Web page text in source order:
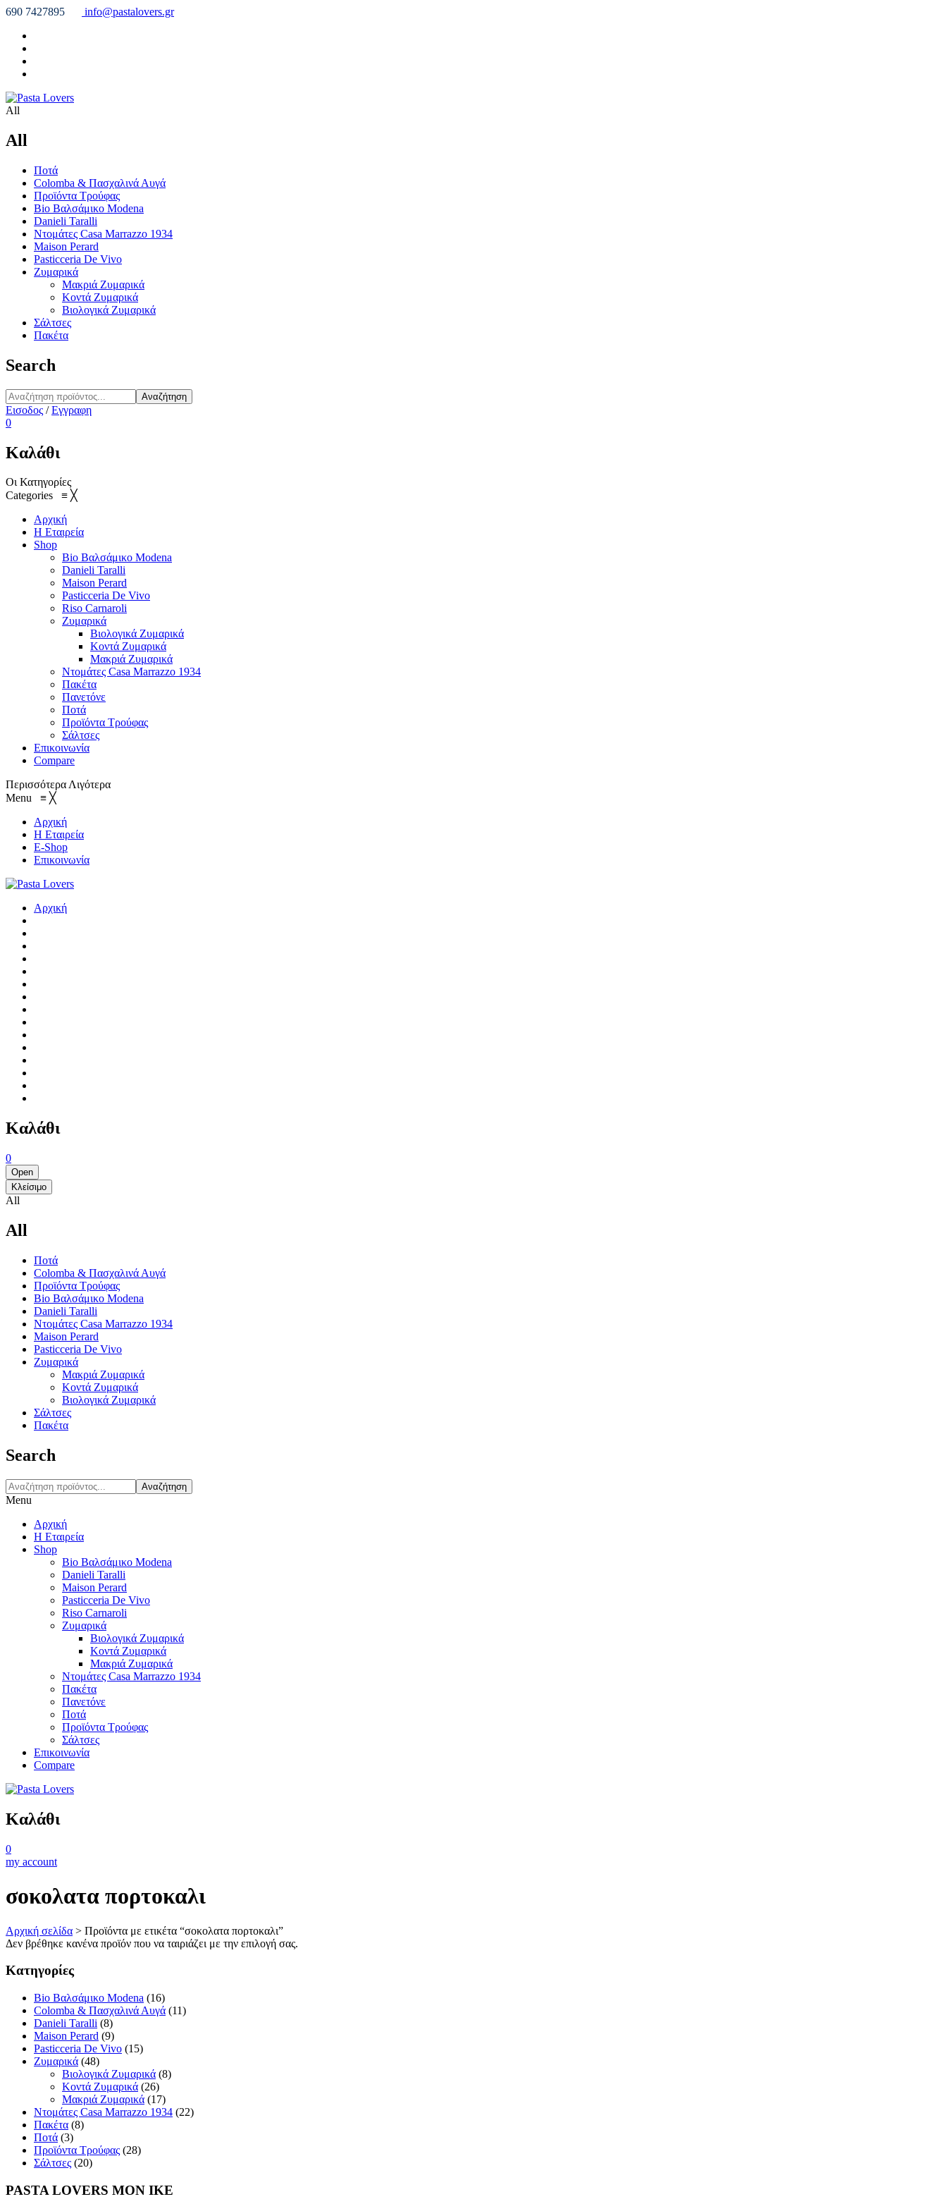
690 7427895 info@pastalovers.gr
All
All
Ποτά
Colomba & Πασχαλινά Αυγά
Προϊόντα Τρούφας
Bio Βαλσάμικο Modena
Danieli Taralli
Ντομάτες Casa Marrazzo 1934
Maison Perard
Pasticceria De Vivo
Ζυμαρικά
Μακριά Ζυμαρικά
Κοντά Ζυμαρικά
Βιολογικά Ζυμαρικά
Σάλτσες
Πακέτα
Search
Αναζήτηση
Εισοδος /Εγγραφη
0
Καλάθι
Οι Κατηγορίες
Categories ≡ ╳
Αρχική
Η Εταιρεία
Shop
Bio Βαλσάμικο Modena
Danieli Taralli
Maison Perard
Pasticceria De Vivo
Riso Carnaroli
Ζυμαρικά
Βιολογικά Ζυμαρικά
Κοντά Ζυμαρικά
Μακριά Ζυμαρικά
Ντομάτες Casa Marrazzo 1934
Πακέτα
Πανετόνε
Ποτά
Προϊόντα Τρούφας
Σάλτσες
Επικοινωνία
Compare
ΠερισσότεραΛιγότερα
Menu ≡ ╳
Αρχική
Η Εταιρεία
E-Shop
Επικοινωνία
Αρχική
Καλάθι
0
Open
Κλείσιμο
All
All
Ποτά
Colomba & Πασχαλινά Αυγά
Προϊόντα Τρούφας
Bio Βαλσάμικο Modena
Danieli Taralli
Ντομάτες Casa Marrazzo 1934
Maison Perard
Pasticceria De Vivo
Ζυμαρικά
Μακριά Ζυμαρικά
Κοντά Ζυμαρικά
Βιολογικά Ζυμαρικά
Σάλτσες
Πακέτα
Search
Αναζήτηση
Menu
Αρχική
Η Εταιρεία
Shop
Bio Βαλσάμικο Modena
Danieli Taralli
Maison Perard
Pasticceria De Vivo
Riso Carnaroli
Ζυμαρικά
Βιολογικά Ζυμαρικά
Κοντά Ζυμαρικά
Μακριά Ζυμαρικά
Ντομάτες Casa Marrazzo 1934
Πακέτα
Πανετόνε
Ποτά
Προϊόντα Τρούφας
Σάλτσες
Επικοινωνία
Compare
Καλάθι
0
my account
σοκολατα πορτοκαλι
Αρχική σελίδα > Προϊόντα με ετικέτα “σοκολατα πορτοκαλι”
Δεν βρέθηκε κανένα προϊόν που να ταιριάζει με την επιλογή σας.
Κατηγορίες
Bio Βαλσάμικο Modena (16)
Colomba & Πασχαλινά Αυγά (11)
Danieli Taralli (8)
Maison Perard (9)
Pasticceria De Vivo (15)
Ζυμαρικά (48)
Βιολογικά Ζυμαρικά (8)
Κοντά Ζυμαρικά (26)
Μακριά Ζυμαρικά (17)
Ντομάτες Casa Marrazzo 1934 (22)
Πακέτα (8)
Ποτά (3)
Προϊόντα Τρούφας (28)
Σάλτσες (20)
PASTA LOVERS ΜΟΝ ΙΚΕ